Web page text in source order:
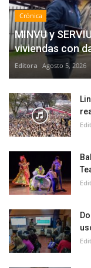
Crónica
MINVU y
viviendas con
Editora Agosto 5, 2026